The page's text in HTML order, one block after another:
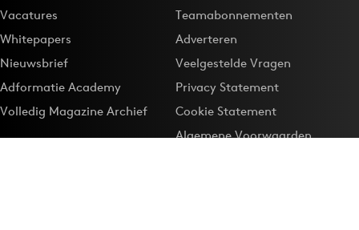
Vacatures
Whitepapers
Nieuwsbrief
Adformatie Academy
Volledig Magazine Archief
Teamabonnementen
Adverteren
Veelgestelde Vragen
Privacy Statement
Cookie Statement
Algemene Voorwaarden